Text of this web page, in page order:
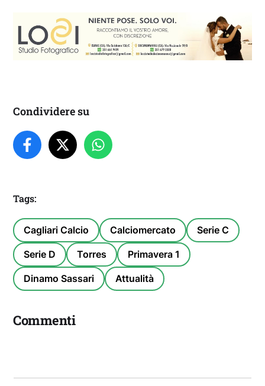
Condividere su
Tags:
Cagliari Calcio Calciomercato Serie C
Serie D Torres Primavera 1
Dinamo Sassari Attualità
Commenti